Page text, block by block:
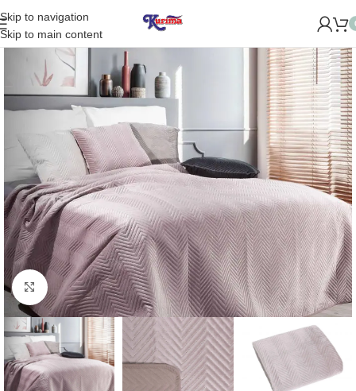
Skip to navigation
Skip to main content
NAUJĄ PARDUOTUVĘ ŽVĖRYNE (SĖLIŲ G. 29
Padidinti